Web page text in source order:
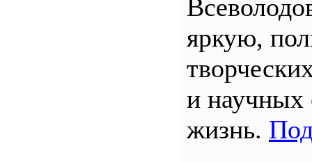
яркую,
и научных
жизнь.